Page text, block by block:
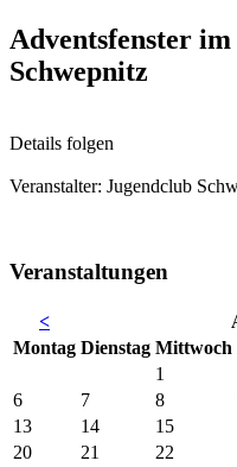
Adventsfenster
Schwepnitz
Details folgen
Veranstalter: Jugendclub
Veranstaltungen
<
Montag Dienstag Mittwoch
1
6
7 8
13
14 15
20
21 22